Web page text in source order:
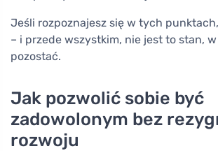
Jeśli rozpoznajesz się w tych
– i przede wszystkim, nie jest to stan,
pozostać.
Jak pozwolić sobie być
zadowolonym bez
rozwoju